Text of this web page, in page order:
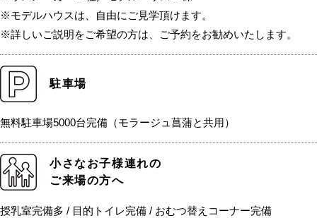
※モデルハウスは、自由にご見学頂けます。
※詳しいご説明をご希望の方は、ご予約をお勧めいたします。
駐車場
無料駐車場5000台完備（モラージュ菖蒲と共用）
小さなお子様連れの
ご来場の方へ
授乳室完備多 / 目的トイレ完備 / おむつ替えコーナー完備